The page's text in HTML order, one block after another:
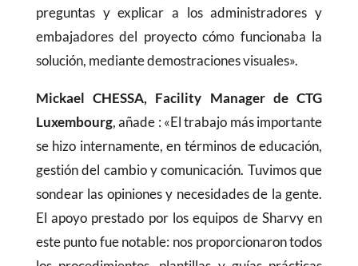
preguntas y explicar a los administradores y
embajadores del proyecto cómo funcionaba la
solución, mediante demostraciones visuales».
Mickael CHESSA, Facility Manager de CTG
Luxembourg, añade : «El trabajo más importante
se hizo internamente, en términos de educación,
gestión del cambio y comunicación. Tuvimos que
sondear las opiniones y necesidades de la gente.
El apoyo prestado por los equipos de Sharvy en
este punto fue notable: nos proporcionaron todos